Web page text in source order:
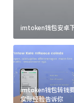
imtoken钱包安卓
imtoken钱包转钱
实际经验告诉你